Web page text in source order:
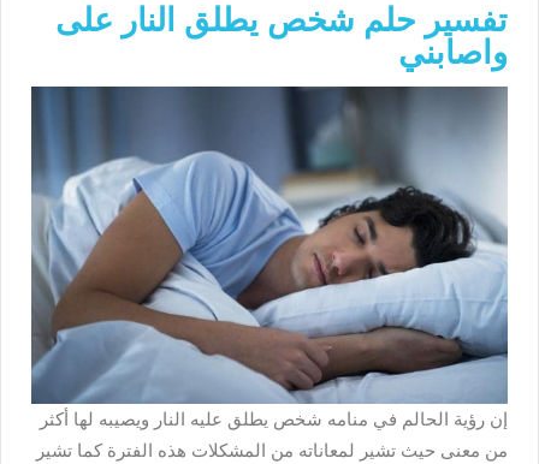
تفسير حلم شخص يطلق النار على
واصابني
إن رؤية الحالم في منامه شخص يطلق عليه النار ويصيبه لها أكثر
من معنى حيث تشير لمعاناته من المشكلات هذه الفترة كما تشير